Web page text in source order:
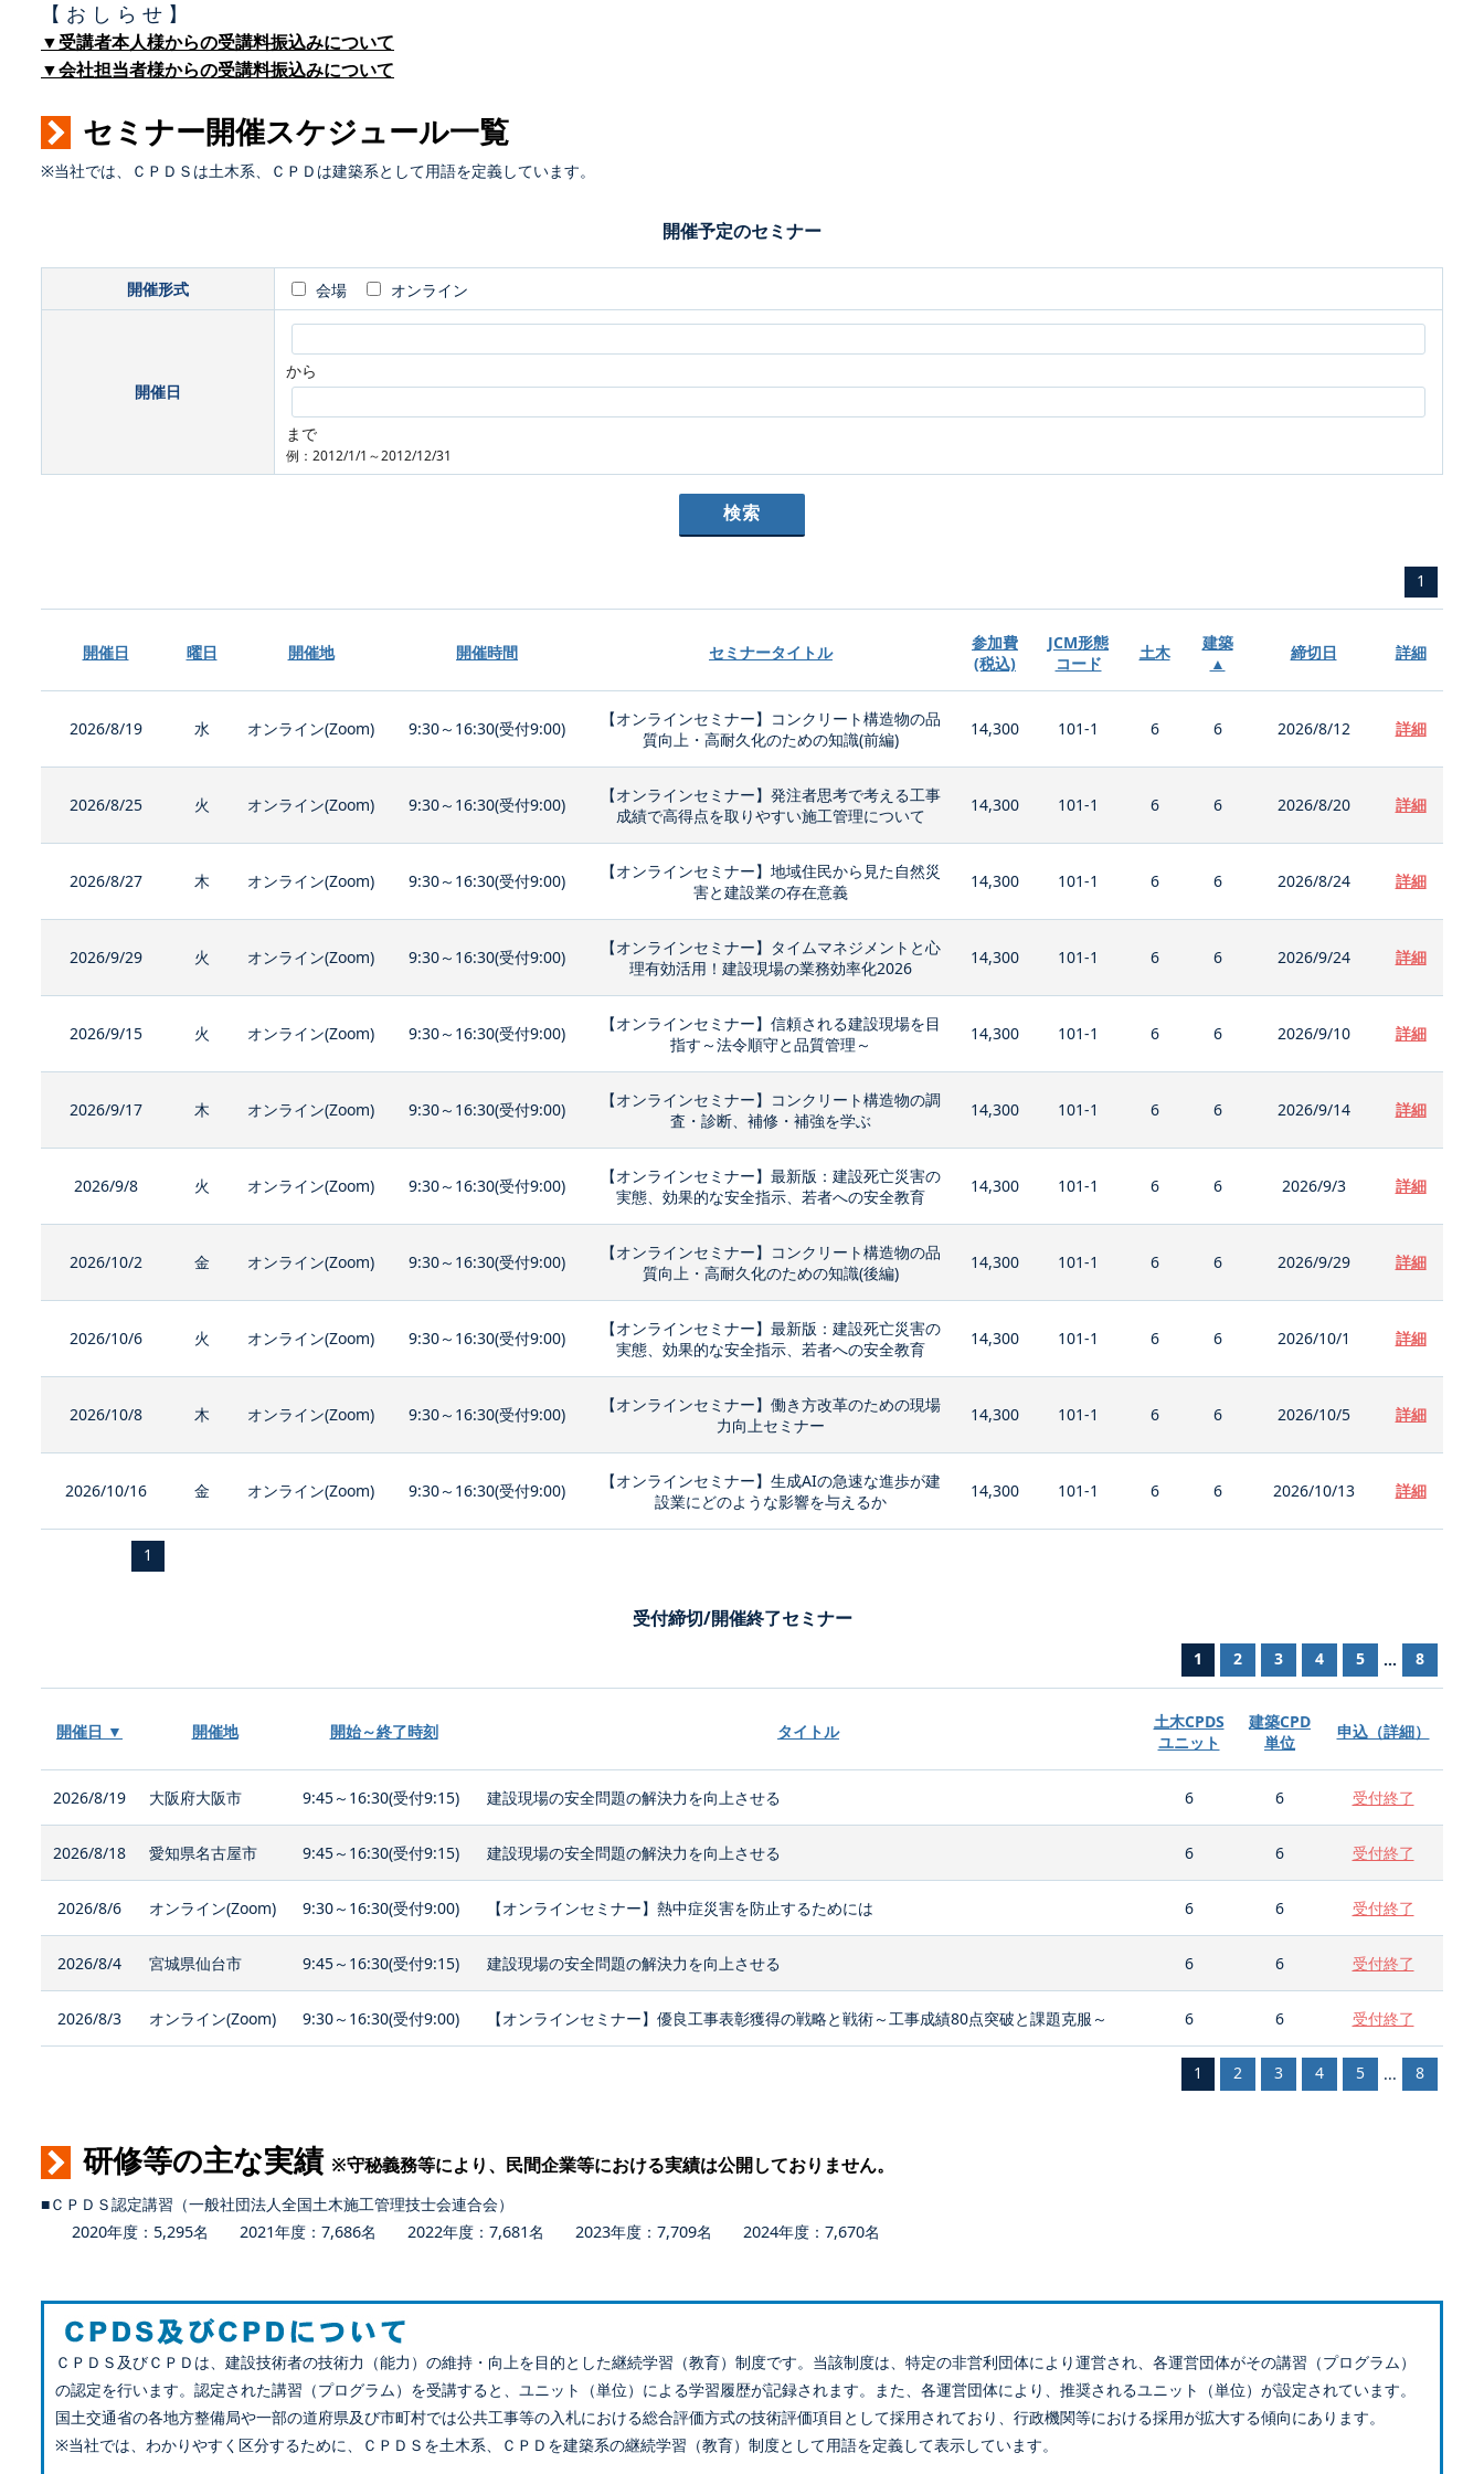
【 お し ら せ 】
▼受講者本人様からの受講料振込みについて
▼会社担当者様からの受講料振込みについて
セミナー開催スケジュール一覧
※当社では、ＣＰＤＳは土木系、ＣＰＤは建築系として用語を定義しています。
開催予定のセミナー
開催形式 会場 オンライン
開催日
から
まで
例：2012/1/1～2012/12/31
1
開催日 曜日 開催地 開催時間 セミナータイトル
参加費
(税込)
JCM形態
コード
土木
建築
▲
締切日 詳細
2026/8/19 水 オンライン(Zoom) 9:30～16:30(受付9:00)
【オンラインセミナー】コンクリート構造物の品
質向上・高耐久化のための知識(前編)
14,300 101-1 6 6 2026/8/12 詳細
2026/8/25 火 オンライン(Zoom) 9:30～16:30(受付9:00)
【オンラインセミナー】発注者思考で考える工事
成績で高得点を取りやすい施工管理について
14,300 101-1 6 6 2026/8/20 詳細
2026/8/27 木 オンライン(Zoom) 9:30～16:30(受付9:00)
【オンラインセミナー】地域住民から見た自然災
害と建設業の存在意義
14,300 101-1 6 6 2026/8/24 詳細
2026/9/29 火 オンライン(Zoom) 9:30～16:30(受付9:00)
【オンラインセミナー】タイムマネジメントと心
理有効活用！建設現場の業務効率化2026
14,300 101-1 6 6 2026/9/24 詳細
2026/9/15 火 オンライン(Zoom) 9:30～16:30(受付9:00)
【オンラインセミナー】信頼される建設現場を目
指す～法令順守と品質管理～
14,300 101-1 6 6 2026/9/10 詳細
2026/9/17 木 オンライン(Zoom) 9:30～16:30(受付9:00)
【オンラインセミナー】コンクリート構造物の調
査・診断、補修・補強を学ぶ
14,300 101-1 6 6 2026/9/14 詳細
2026/9/8 火 オンライン(Zoom) 9:30～16:30(受付9:00)
【オンラインセミナー】最新版：建設死亡災害の
実態、効果的な安全指示、若者への安全教育
14,300 101-1 6 6 2026/9/3 詳細
2026/10/2 金 オンライン(Zoom) 9:30～16:30(受付9:00)
【オンラインセミナー】コンクリート構造物の品
質向上・高耐久化のための知識(後編)
14,300 101-1 6 6 2026/9/29 詳細
2026/10/6 火 オンライン(Zoom) 9:30～16:30(受付9:00)
【オンラインセミナー】最新版：建設死亡災害の
実態、効果的な安全指示、若者への安全教育
14,300 101-1 6 6 2026/10/1 詳細
2026/10/8 木 オンライン(Zoom) 9:30～16:30(受付9:00)
【オンラインセミナー】働き方改革のための現場
力向上セミナー
14,300 101-1 6 6 2026/10/5 詳細
2026/10/16 金 オンライン(Zoom) 9:30～16:30(受付9:00)
【オンラインセミナー】生成AIの急速な進歩が建
設業にどのような影響を与えるか
14,300 101-1 6 6 2026/10/13 詳細
1
受付締切/開催終了セミナー
1 2 3 4 5 ... 8
開催日 ▼ 開催地 開始～終了時刻 タイトル
土木CPDS
ユニット
建築CPD
単位
申込（詳細）
2026/8/19 大阪府大阪市 9:45～16:30(受付9:15) 建設現場の安全問題の解決力を向上させる 6 6 受付終了
2026/8/18 愛知県名古屋市 9:45～16:30(受付9:15) 建設現場の安全問題の解決力を向上させる 6 6 受付終了
2026/8/6 オンライン(Zoom) 9:30～16:30(受付9:00) 【オンラインセミナー】熱中症災害を防止するためには 6 6 受付終了
2026/8/4 宮城県仙台市 9:45～16:30(受付9:15) 建設現場の安全問題の解決力を向上させる 6 6 受付終了
2026/8/3 オンライン(Zoom) 9:30～16:30(受付9:00) 【オンラインセミナー】優良工事表彰獲得の戦略と戦術～工事成績80点突破と課題克服～ 6 6 受付終了
1 2 3 4 5 ... 8
研修等の主な実績 ※守秘義務等により、民間企業等における実績は公開しておりません。
■ＣＰＤＳ認定講習（一般社団法人全国土木施工管理技士会連合会）
2020年度：5,295名 2021年度：7,686名 2022年度：7,681名 2023年度：7,709名 2024年度：7,670名
ＣＰＤＳ及びＣＰＤは、建設技術者の技術力（能力）の維持・向上を目的とした継続学習（教育）制度です。当該制度は、特定の非営利団体により運営され、各運営団体がその講習（プログラム）
の認定を行います。認定された講習（プログラム）を受講すると、ユニット（単位）による学習履歴が記録されます。また、各運営団体により、推奨されるユニット（単位）が設定されています。
国土交通省の各地方整備局や一部の道府県及び市町村では公共工事等の入札における総合評価方式の技術評価項目として採用されており、行政機関等における採用が拡大する傾向にあります。
※当社では、わかりやすく区分するために、ＣＰＤＳを土木系、ＣＰＤを建築系の継続学習（教育）制度として用語を定義して表示しています。